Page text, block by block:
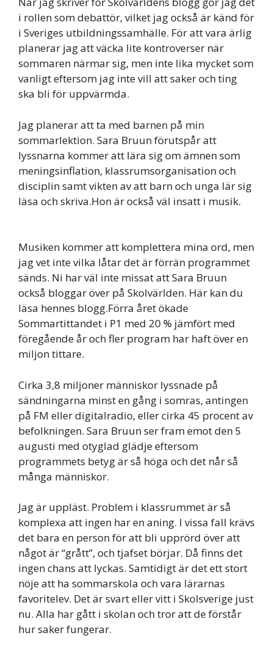
i rollen som debattör, vilket jag också är känd för
i Sveriges utbildningssamhälle. För att vara ärlig
planerar jag att väcka lite kontroverser när
sommaren närmar sig, men inte lika mycket som
vanligt eftersom jag inte vill att saker och ting
ska bli för uppvärmda.
Jag planerar att ta med barnen på min
sommarlektion. Sara Bruun förutspår att
lyssnarna kommer att lära sig om ämnen som
meningsinflation, klassrumsorganisation och
disciplin samt vikten av att barn och unga lär sig
läsa och skriva.Hon är också väl insatt i musik.
Musiken kommer att komplettera mina ord, men
jag vet inte vilka låtar det är förrän programmet
sänds. Ni har väl inte missat att Sara Bruun
också bloggar över på Skolvärlden. Här kan du
läsa hennes blogg.Förra året ökade
Sommartittandet i P1 med 20 % jämfört med
föregående år och fler program har haft över en
miljon tittare.
Cirka 3,8 miljoner människor lyssnade på
sändningarna minst en gång i somras, antingen
på FM eller digitalradio, eller cirka 45 procent av
befolkningen. Sara Bruun ser fram emot den 5
augusti med otyglad glädje eftersom
programmets betyg är så höga och det når så
många människor.
Jag är uppläst. Problem i klassrummet är så
komplexa att ingen har en aning. I vissa fall krävs
det bara en person för att bli upprörd över att
något är “grått”, och tjafset börjar. Då finns det
ingen chans att lyckas. Samtidigt är det ett stort
nöje att ha sommarskola och vara lärarnas
favoritelev. Det är svart eller vitt i Skolsverige just
nu. Alla har gått i skolan och tror att de förstår
hur saker fungerar.